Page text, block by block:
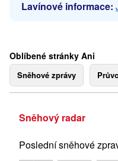
Lavínové informace:
Oblíbené stránky Ani
Sněhové zprávy
Sněhový radar
Poslední sněhové